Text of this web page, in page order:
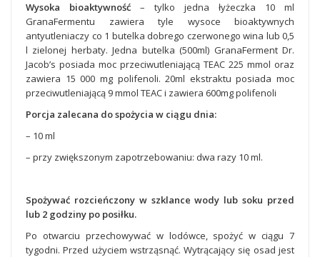
Wysoka bioaktywność – tylko jedna łyżeczka 10 ml
GranaFermentu zawiera tyle wysoce bioaktywnych
antyutleniaczy co 1 butelka dobrego czerwonego wina lub 0,5
l zielonej herbaty. Jedna butelka (500ml) GranaFerment Dr.
Jacob’s posiada moc przeciwutleniającą TEAC 225 mmol oraz
zawiera 15 000 mg polifenoli. 20ml ekstraktu posiada moc
przeciwutleniającą 9 mmol TEAC i zawiera 600mg polifenoli
Porcja zalecana do spożycia w ciągu dnia:
– 10 ml
– przy zwiększonym zapotrzebowaniu: dwa razy 10 ml.
Spożywać rozcieńczony w szklance wody lub soku przed
lub 2 godziny po posiłku.
Po otwarciu przechowywać w lodówce, spożyć w ciągu 7
tygodni. Przed użyciem wstrząsnąć. Wytrącający się osad jest